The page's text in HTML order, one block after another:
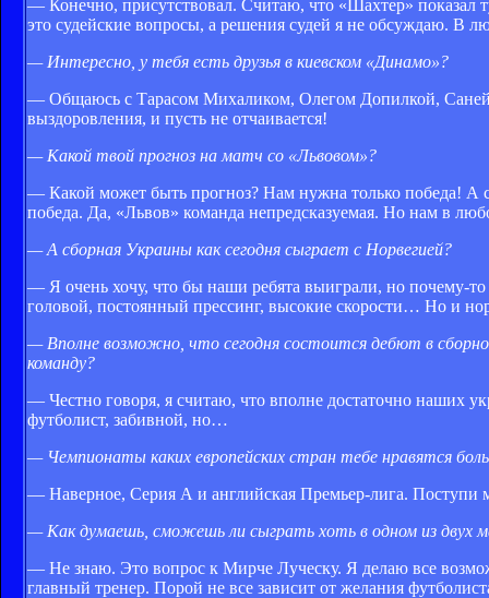
— Конечно, присутствовал. Считаю, что «Шахтер» показал
это судейские вопросы, а решения судей я не обсуждаю. В
— Интересно, у тебя есть друзья в киевском «Динамо»?
— Общаюсь с Тарасом Михаликом, Олегом Допилкой, Саней
выздоровления, и пусть не отчаивается!
— Какой твой прогноз на матч со «Львовом»?
— Какой может быть прогноз? Нам нужна только победа! А
победа. Да, «Львов» команда непредсказуемая. Но нам в
— А сборная Украины как сегодня сыграет с Норвегией?
— Я очень хочу, что бы наши ребята выиграли, но почему-
головой, постоянный прессинг, высокие скорости… Но и
— Вполне возможно, что сегодня состоится дебют в
команду?
— Честно говоря, я считаю, что вполне достаточно наших
футболист, забивной, но…
— Чемпионаты каких европейских стран тебе нравятся
— Наверное, Серия А и английская Премьер-лига.
— Как думаешь, сможешь ли сыграть хоть в одном из двух
— Не знаю. Это вопрос к Мирче Луческу. Я делаю все
главный тренер. Порой не все зависит от желания